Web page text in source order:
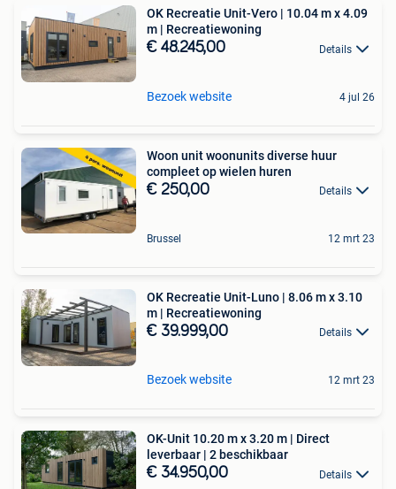
OK Recreatie Unit-Vero | 10.04 m x 4.09
m | Recreatiewoning
€ 48.245,00 Details
Bezoek website 4 jul 26
Woon unit woonunits diverse huur
compleet op wielen huren
€ 250,00 Details
Brussel 12 mrt 23
OK Recreatie Unit-Luno | 8.06 m x 3.10
m | Recreatiewoning
€ 39.999,00 Details
Bezoek website 12 mrt 23
OK-Unit 10.20 m x 3.20 m | Direct
leverbaar | 2 beschikbaar
€ 34.950,00 Details